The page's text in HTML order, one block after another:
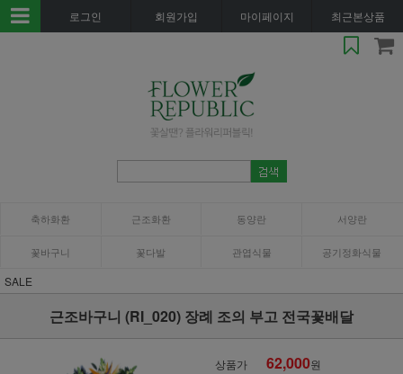
로그인 회원가입 마이페이지 최근본상품
축하화환 근조화환 동양란 서양란
꽃바구니 꽃다발 관엽식물 공기정화식물
SALE
근조바구니 (RI_020) 장례 조의 부고 전국꽃배달
상품가 62,000원